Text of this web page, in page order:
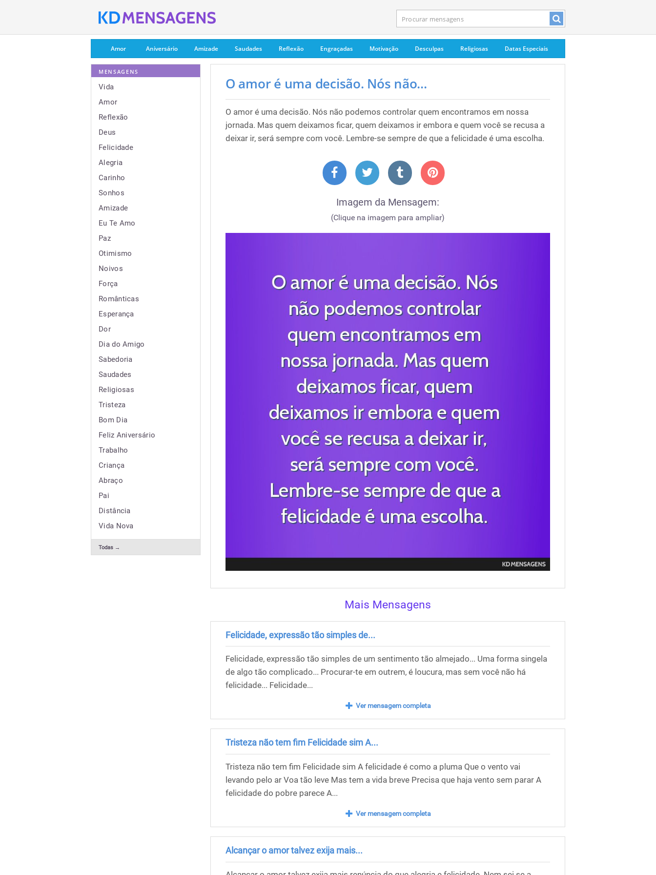
Amor Aniversário Amizade Saudades Reflexão Engraçadas Motivação Desculpas Religiosas Datas Especiais
MENSAGENS
Vida
Amor
Reflexão
Deus
Felicidade
Alegria
Carinho
Sonhos
Amizade
Eu Te Amo
Paz
Otimismo
Noivos
Força
Românticas
Esperança
Dor
Dia do Amigo
Sabedoria
Saudades
Religiosas
Tristeza
Bom Dia
Feliz Aniversário
Trabalho
Criança
Abraço
Pai
Distância
Vida Nova
Todas →
O amor é uma decisão. Nós não...
O amor é uma decisão. Nós não podemos controlar quem encontramos em nossa
jornada. Mas quem deixamos ficar, quem deixamos ir embora e quem você se recusa a
deixar ir, será sempre com você. Lembre-se sempre de que a felicidade é uma escolha.
Imagem da Mensagem:
(Clique na imagem para ampliar)
Mais Mensagens
Felicidade, expressão tão simples de...
Felicidade, expressão tão simples de um sentimento tão almejado... Uma forma singela
de algo tão complicado... Procurar-te em outrem, é loucura, mas sem você não há
felicidade... Felicidade...
Ver mensagem completa
Tristeza não tem fim Felicidade sim A...
Tristeza não tem fim Felicidade sim A felicidade é como a pluma Que o vento vai
levando pelo ar Voa tão leve Mas tem a vida breve Precisa que haja vento sem parar A
felicidade do pobre parece A...
Ver mensagem completa
Alcançar o amor talvez exija mais...